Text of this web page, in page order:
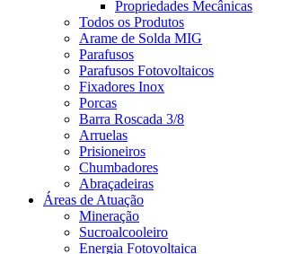
Propriedades Mecânicas
Todos os Produtos
Arame de Solda MIG
Parafusos
Parafusos Fotovoltaicos
Fixadores Inox
Porcas
Barra Roscada 3/8
Arruelas
Prisioneiros
Chumbadores
Abraçadeiras
Áreas de Atuação
Mineração
Sucroalcooleiro
Energia Fotovoltaica